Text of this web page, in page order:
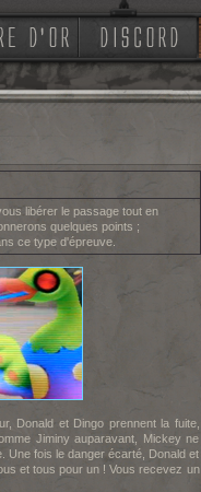
libérer le passage tout en
quelques points ;
ce type d'épreuve.
Donald et Dingo prennent la fuite,
Jiminy auparavant, Mickey ne
Une fois le danger écarté, Donald et
et tous pour un ! Vous recevez un